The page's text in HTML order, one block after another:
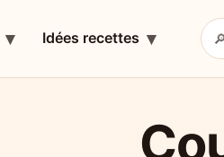
Idées recettes